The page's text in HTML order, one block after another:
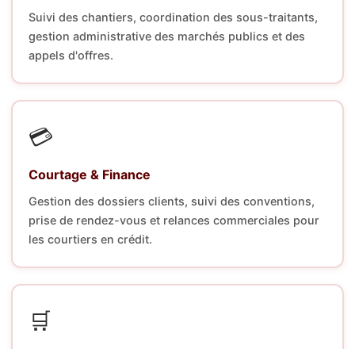
Suivi des chantiers, coordination des sous-traitants,
gestion administrative des marchés publics et des
appels d'offres.
💳
Courtage & Finance
Gestion des dossiers clients, suivi des conventions,
prise de rendez-vous et relances commerciales pour
les courtiers en crédit.
🛒